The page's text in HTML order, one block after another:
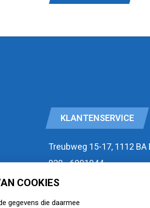
COOKIES
gegevens die daarmee
KLANTENSERVICE
Treubweg 15-17, 1112 BA
020 - 6901044
Openingstijden